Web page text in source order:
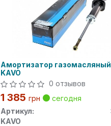
Амортизатор
KAVO
0 отзывов
1 385 грн
сегодня
Артикул:
KAVO